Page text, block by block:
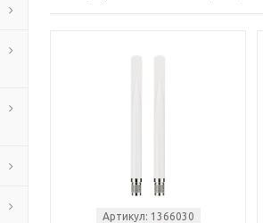
Артикул: 1366030